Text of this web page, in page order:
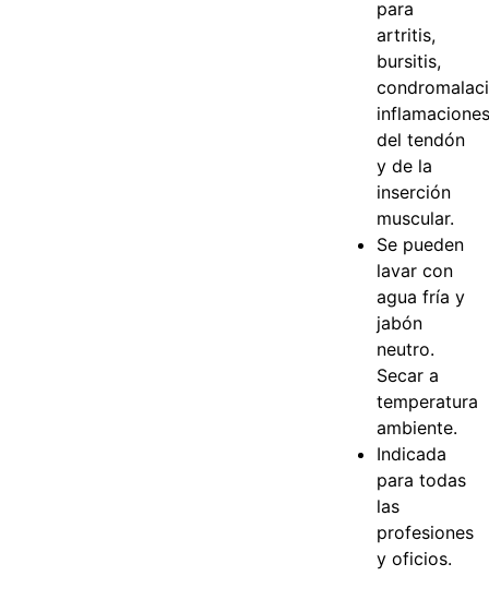
para
artritis,
bursitis,
del tendón
y de la
inserción
muscular.
Se pueden
lavar con
agua fría y
jabón
neutro.
Secar a
temperatura
ambiente.
Indicada
para todas
las
profesiones
y oficios.